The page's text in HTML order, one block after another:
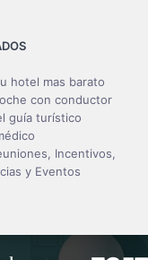
hotel mas barato
con conductor
guía turístico
Incentivos,
y Eventos